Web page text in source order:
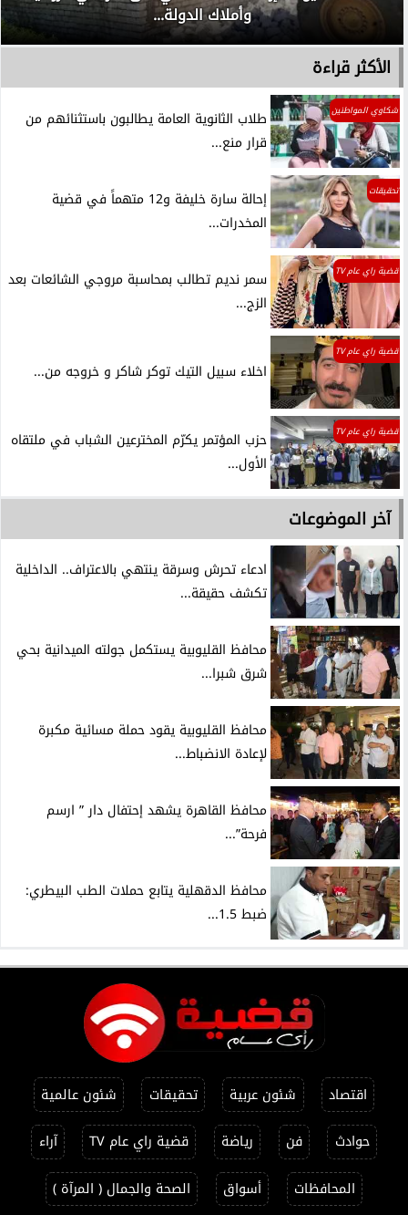
وأملاك الدولة...
الأكثر قراءة
شكاوي المواطنين
طلاب الثانوية العامة يطالبون باستثنائهم من
قرار منع...
تحقيقات
إحالة سارة خليفة و12 متهماً في قضية
المخدرات...
قضية راي عام TV
سمر نديم تطالب بمحاسبة مروجي الشائعات بعد
الزج...
قضية راي عام TV
اخلاء سبيل التيك توكر شاكر و خروجه من...
قضية راي عام TV
حزب المؤتمر يكرّم المخترعين الشباب في ملتقاه
الأول...
آخر الموضوعات
ادعاء تحرش وسرقة ينتهي بالاعتراف.. الداخلية
تكشف حقيقة...
محافظ القليوبية يستكمل جولته الميدانية بحي
شرق شبرا...
محافظ القليوبية يقود حملة مسائية مكبرة
لإعادة الانضباط...
محافظ القاهرة يشهد إحتفال دار ” ارسم
فرحة”...
محافظ الدقهلية يتابع حملات الطب البيطري:
ضبط 1.5...
اقتصاد شئون عربية تحقيقات
شئون عالمية
حوادث
فن رياضة قضية راي عام TV
آراء
المحافظات
أسواق الصحة والجمال ( المرآة )